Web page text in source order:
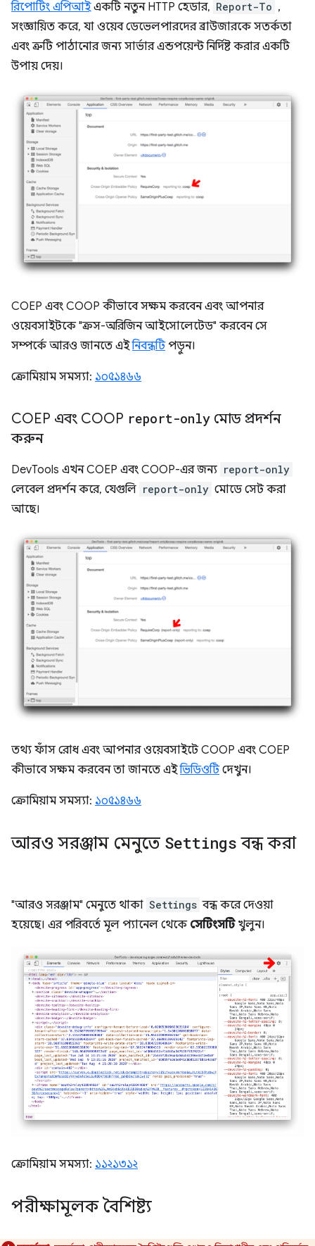
রিপোর্টিং এপিআইএকটি নতুন HTTP হেডার, Report-To ,
সংজ্ঞায়িত করে, যা ওয়েব ডেভেলপারদের ব্রাউজারকে সতর্কতা
এবং ত্রুটি পাঠানোর জন্য সার্ভার এন্ডপয়েন্ট নির্দিষ্ট করার একটি
উপায় দেয়।
COEP এবং COOP কীভাবে সক্ষম করবেন এবং আপনার
ওয়েবসাইটকে "ক্রস-অরিজিন আইসোলেটেড" করবেন সে
সম্পর্কে আরও জানতে এইনিবন্ধটিপড়ুন।
ক্রোমিয়াম সমস্যা: ১০৫১৪৬৬
COEP এবং COOP report-only মোড প্রদর্শন
করুন
DevTools এখন COEP এবং COOP-এর জন্য report-only
লেবেল প্রদর্শন করে, যেগুলি report-only মোডে সেট করা
আছে।
তথ্য ফাঁস রোধ এবং আপনার ওয়েবসাইটে COOP এবং COEP
কীভাবে সক্ষম করবেন তা জানতে এইভিডিওটিদেখুন।
ক্রোমিয়াম সমস্যা: ১০৫১৪৬৬
আরও সরঞ্জাম মেনুতে Settings বন্ধ করা
"আরও সরঞ্জাম" মেনুতে থাকা Settings বন্ধ করে দেওয়া
হয়েছে। এর পরিবর্তে মূল প্যানেল থেকে সেটিংসটিখুলুন।
ক্রোমিয়াম সমস্যা: ১১২১৩১২
পরীক্ষামূলক বৈশিষ্ট্য